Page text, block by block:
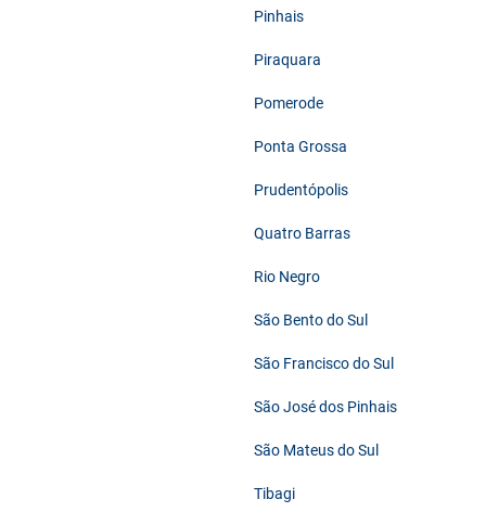
Pinhais
Piraquara
Pomerode
Ponta Grossa
Prudentópolis
Quatro Barras
Rio Negro
São Bento do Sul
São Francisco do Sul
São José dos Pinhais
São Mateus do Sul
Tibagi